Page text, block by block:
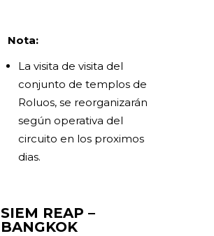
Nota:
La visita de visita del
conjunto de templos de
Roluos, se reorganizarán
según operativa del
circuito en los proximos
dias.
SIEM REAP –
BANGKOK